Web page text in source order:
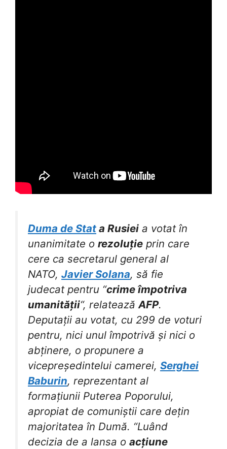
Duma de Stat a Rusiei a votat în
unanimitate o rezoluție prin care
cere ca secretarul general al
NATO, Javier Solana, să fie
judecat pentru “crime împotriva
umanității“, relatează AFP.
Deputații au votat, cu 299 de voturi
pentru, nici unul împotrivă și nici o
abținere, o propunere a
vicepreședintelui camerei, Serghei
Baburin, reprezentant al
formațiunii Puterea Poporului,
apropiat de comuniștii care dețin
majoritatea în Dumă. “Luând
decizia de a lansa o acțiune